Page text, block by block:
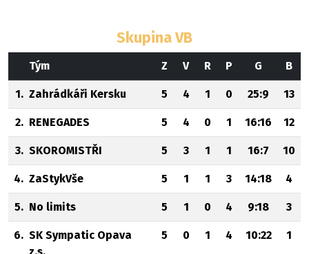
Skupina VB
Tým Z V R P G B
1. Zahrádkáři Kersku 5 4 1 0 25:9 13
2. RENEGADES 5 4 0 1 16:16 12
3. SKOROMISTŘI 5 3 1 1 16:7 10
4. ZaStykVše 5 1 1 3 14:18 4
5. No limits 5 1 0 4 9:18 3
6. SK Sympatic Opava
z.s.
5 0 1 4 10:22 1